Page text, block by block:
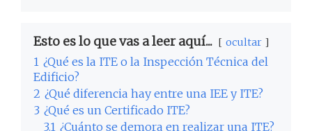
Esto es lo que vas a leer aquí... ocultar
1 ¿Qué es la ITE o la Inspección Técnica del
Edificio?
2 ¿Qué diferencia hay entre una IEE y ITE?
3 ¿Qué es un Certificado ITE?
3.1 ¿Cuánto se demora en realizar una ITE?